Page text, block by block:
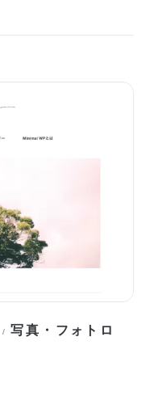
/写真・フォトロ